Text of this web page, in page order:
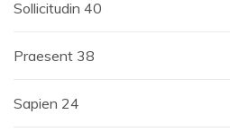
Sollicitudin 40
Praesent 38
Sapien 24